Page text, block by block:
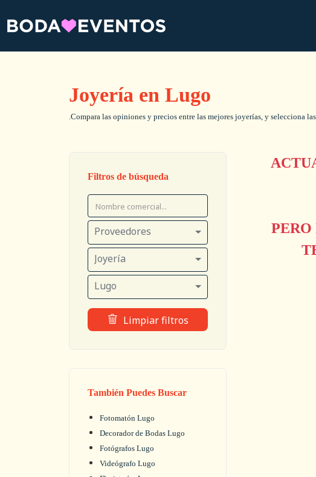
Joyería en Lugo
.Compara las opiniones y precios entre las mejores joyerías, y selecciona
Filtros de búsqueda
Proveedores
Joyería
Lugo
Limpiar filtros
También Puedes Buscar
Fotomatón Lugo
Decorador de Bodas Lugo
Fotógrafos Lugo
Videógrafo Lugo
PERO